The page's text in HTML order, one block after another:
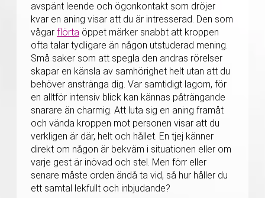
avspänt leende och ögonkontakt som dröjer
kvar en aning visar att du är intresserad. Den som
vågar flörta öppet märker snabbt att kroppen
ofta talar tydligare än någon utstuderad mening.
Små saker som att spegla den andras rörelser
skapar en känsla av samhörighet helt utan att du
behöver anstränga dig. Var samtidigt lagom, för
en alltför intensiv blick kan kännas påträngande
snarare än charmig. Att luta sig en aning framåt
och vända kroppen mot personen visar att du
verkligen är där, helt och hållet. En tjej känner
direkt om någon är bekväm i situationen eller om
varje gest är inövad och stel. Men förr eller
senare måste orden ändå ta vid, så hur håller du
ett samtal lekfullt och inbjudande?